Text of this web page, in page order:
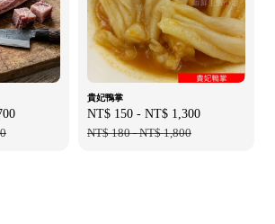
貴妃鴨掌
Sale
price
NT$ 150 - NT$ 1,300
NT$ 180-NT$ 1,800